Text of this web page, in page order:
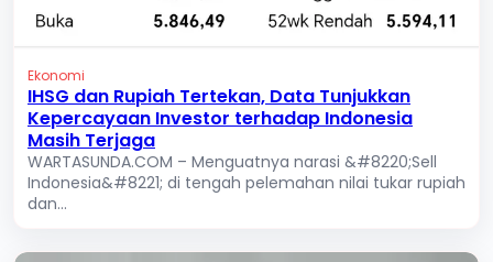
Ekonomi
IHSG dan Rupiah Tertekan, Data Tunjukkan
Kepercayaan Investor terhadap Indonesia
Masih Terjaga
WARTASUNDA.COM – Menguatnya narasi &#8220;Sell
Indonesia&#8221; di tengah pelemahan nilai tukar rupiah
dan...